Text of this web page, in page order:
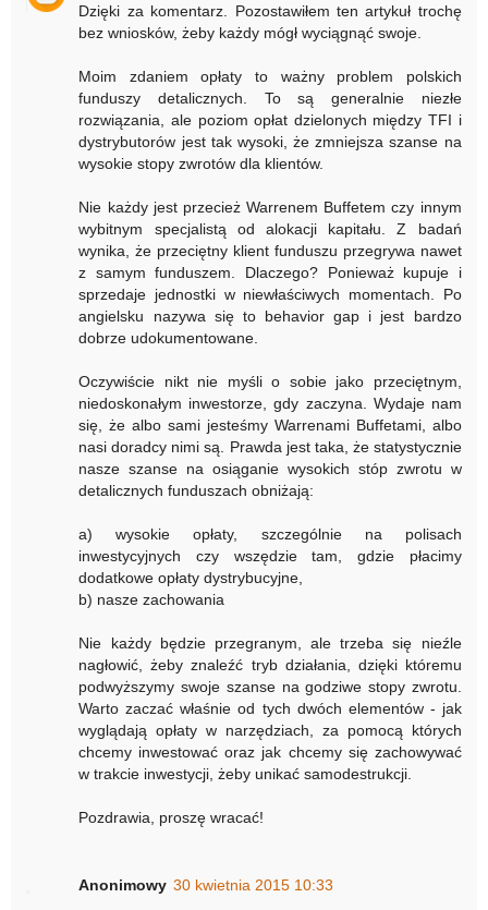
Dzięki za komentarz. Pozostawiłem ten artykuł trochę
bez wniosków, żeby każdy mógł wyciągnąć swoje.
Moim zdaniem opłaty to ważny problem polskich
funduszy detalicznych. To są generalnie niezłe
rozwiązania, ale poziom opłat dzielonych między TFI i
dystrybutorów jest tak wysoki, że zmniejsza szanse na
wysokie stopy zwrotów dla klientów.
Nie każdy jest przecież Warrenem Buffetem czy innym
wybitnym specjalistą od alokacji kapitału. Z badań
wynika, że przeciętny klient funduszu przegrywa nawet
z samym funduszem. Dlaczego? Ponieważ kupuje i
sprzedaje jednostki w niewłaściwych momentach. Po
angielsku nazywa się to behavior gap i jest bardzo
dobrze udokumentowane.
Oczywiście nikt nie myśli o sobie jako przeciętnym,
niedoskonałym inwestorze, gdy zaczyna. Wydaje nam
się, że albo sami jesteśmy Warrenami Buffetami, albo
nasi doradcy nimi są. Prawda jest taka, że statystycznie
nasze szanse na osiąganie wysokich stóp zwrotu w
detalicznych funduszach obniżają:
a) wysokie opłaty, szczególnie na polisach
inwestycyjnych czy wszędzie tam, gdzie płacimy
dodatkowe opłaty dystrybucyjne,
b) nasze zachowania
Nie każdy będzie przegranym, ale trzeba się nieźle
nagłowić, żeby znaleźć tryb działania, dzięki któremu
podwyższymy swoje szanse na godziwe stopy zwrotu.
Warto zaczać właśnie od tych dwóch elementów - jak
wyglądają opłaty w narzędziach, za pomocą których
chcemy inwestować oraz jak chcemy się zachowywać
w trakcie inwestycji, żeby unikać samodestrukcji.
Pozdrawia, proszę wracać!
Anonimowy 30 kwietnia 2015 10:33